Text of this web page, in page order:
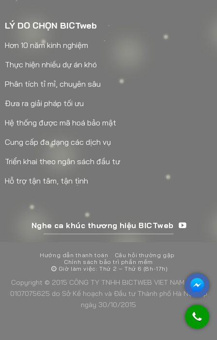
LÝ DO CHỌN BICTweb
Hơn 10 năm kinh nghiệm
Thực hiện nhiều dự án khó
Phân tích tỉ mỉ, chuyên sâu
Đưa ra giải pháp tối ưu
Hệ thống được mã hoá bảo mật
Cung cấp đa dạng các dịch vụ
Triển khai theo ngân sách đầu tư
Hỗ trợ tận tâm, tận tình
Nghe ca khúc thương hiệu BICTweb
Hướng dẫn thanh toán
Câu hỏi thường gặp
Chính sách bảo trì phần mềm
Giờ làm việc: Thứ 2 – Thứ 6 (8h-17h)
Copyright © 2015 CÔNG TY TNHH BICTWEB VIET NAM - MST:
0107075625 do Sở Kế hoạch và Đầu tư Thành phố Hà Nội cấp
ngày 30/10/2015